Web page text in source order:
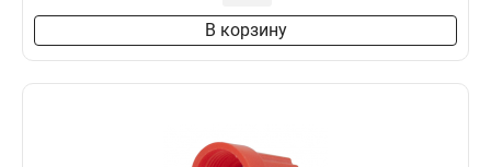
В корзину